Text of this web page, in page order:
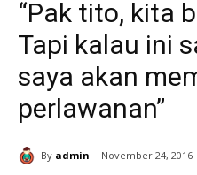
“Pak tito, kita
Tapi kalau ini
saya akan
perlawanan”
By admin November 24, 2016